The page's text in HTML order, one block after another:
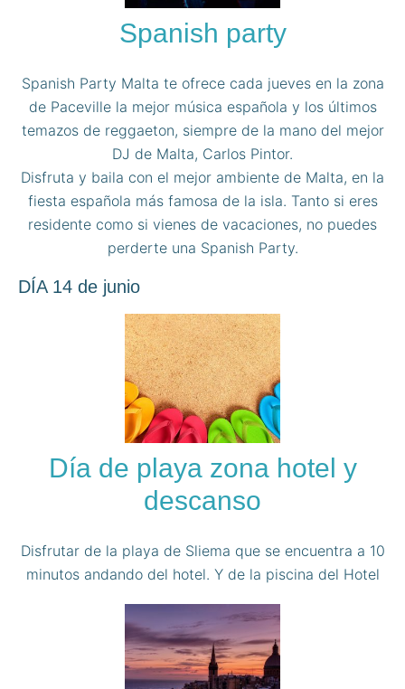
Spanish party
Spanish Party Malta te ofrece cada jueves en la zona
de Paceville la mejor música española y los últimos
temazos de reggaeton, siempre de la mano del mejor
DJ de Malta, Carlos Pintor.
Disfruta y baila con el mejor ambiente de Malta, en la
fiesta española más famosa de la isla. Tanto si eres
residente como si vienes de vacaciones, no puedes
perderte una Spanish Party.
DÍA 14 de junio
Día de playa zona hotel y
descanso
Disfrutar de la playa de Sliema que se encuentra a 10
minutos andando del hotel. Y de la piscina del Hotel